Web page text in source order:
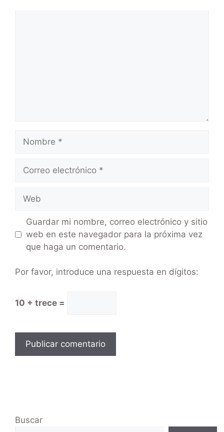
Guardar mi nombre, correo electrónico y sitio
web en este navegador para la próxima vez
que haga un comentario.
Por favor, introduce una respuesta en dígitos:
10 + trece =
Buscar